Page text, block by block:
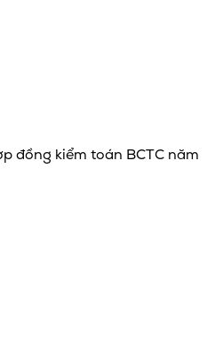
đồng kiểm toán BCTC năm